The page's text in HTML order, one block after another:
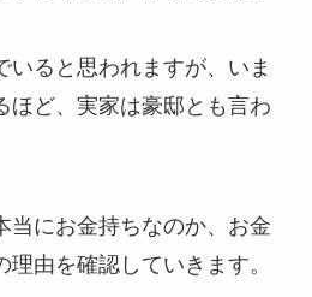
いると思われますが、いま
ほど、実家は豪邸とも言わ
当にお金持ちなのか、お金
由を確認していきます。